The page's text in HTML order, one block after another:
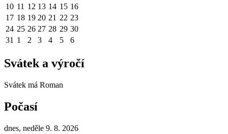
10 11 12 13 14 15 16
17 18 19 20 21 22 23
24 25 26 27 28 29 30
31 1 2 3 4 5 6
Svátek a výročí
Svátek má Roman
Počasí
dnes, neděle 9. 8. 2026